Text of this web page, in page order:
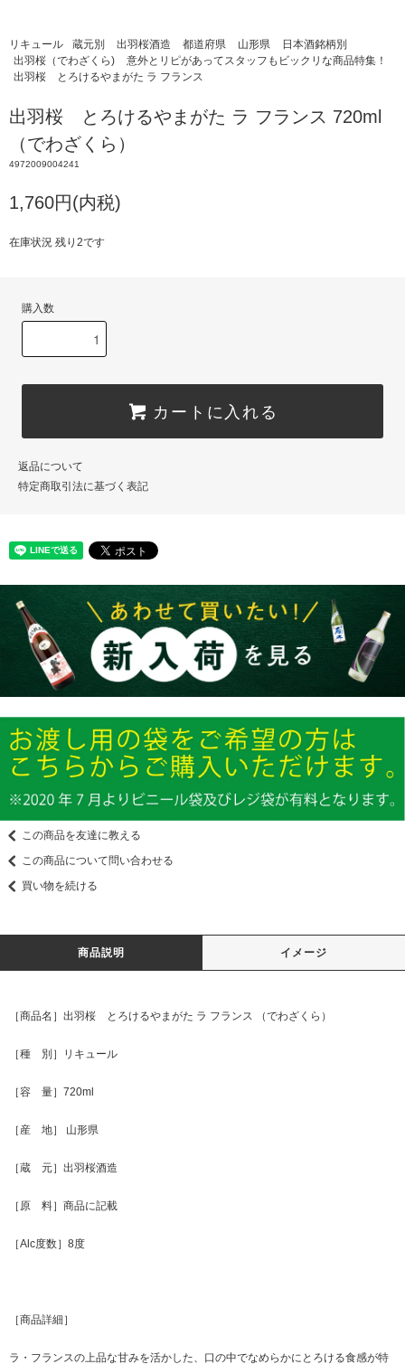
リキュール 蔵元別 出羽桜酒造 都道府県 山形県
日本酒銘柄別
出羽桜（でわざくら)
意外とリピがあってスタッフもビックリな商品特集！
出羽桜 とろけるやまがた ラ フランス
出羽桜 とろけるやまがた ラ フランス 720ml
（でわざくら）
4972009004241
1,760円(内税)
在庫状況 残り2です
購入数
カートに入れる
返品について
特定商取引法に基づく表記
この商品を友達に教える
この商品について問い合わせる
買い物を続ける
商品説明 イメージ
［商品名］出羽桜 とろけるやまがた ラ フランス （でわざくら）
［種 別］リキュール
［容 量］720ml
［産 地］ 山形県
［蔵 元］出羽桜酒造
［原 料］商品に記載
［Alc度数］8度
［商品詳細］
ラ・フランスの上品な甘みを活かした、口の中でなめらかにとろける食感が特